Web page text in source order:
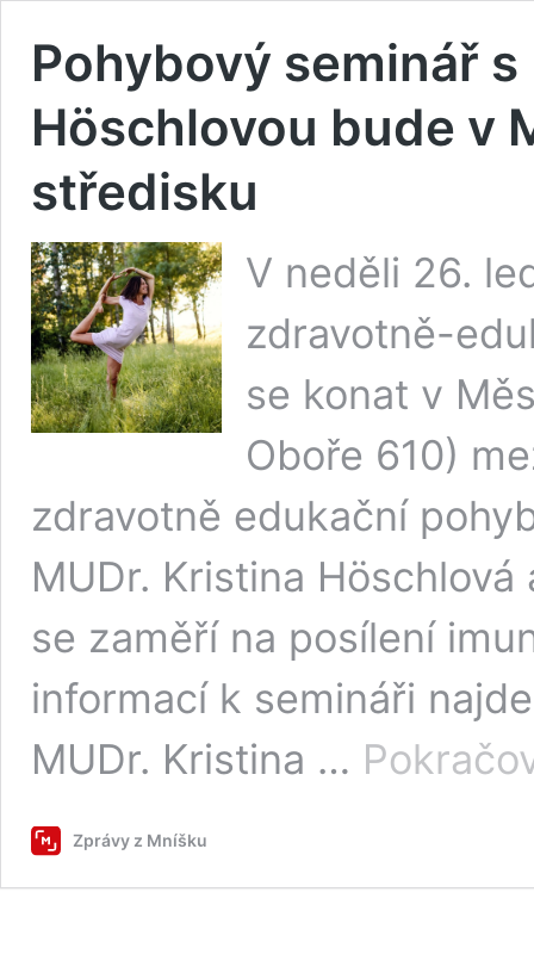
Pohybový seminář
Höschlovou bude v
středisku
V neděli 26.
zdravotně-
se konat v
Oboře 610)
zdravotně edukační
MUDr. Kristina
se zaměří na posílení
informací k semináři
MUDr. Kristina …
Zprávy z Mníšku